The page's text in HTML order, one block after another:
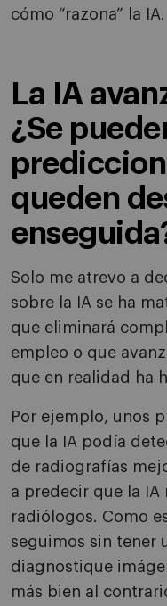
cómo “razona” la IA.
La IA
¿Se
queden
Solo me atrevo a
sobre la IA se ha
que eliminará
empleo o que
que en realidad ha
Por ejemplo, unos
que la IA podía
de radiografías
a predecir que la IA
radiólogos. Como
seguimos sin tener
diagnostique
más bien al